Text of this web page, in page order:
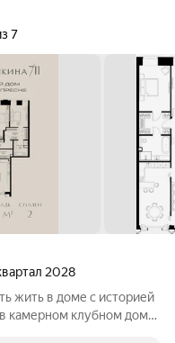
7
2028
камерном клубном доме